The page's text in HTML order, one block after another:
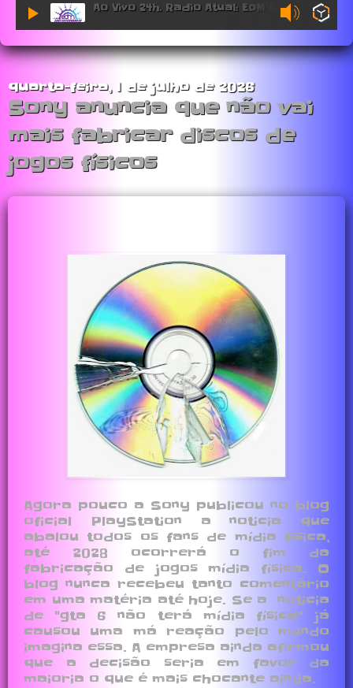
Ao Vivo 24h. Radio Atual: EDM Sessions.
quarta-feira, 1 de julho de 2026
Sony anuncia que não vai
mais fabricar discos de
jogos físicos
Agora pouco a Sony publicou no blog
oficial PlayStation a noticia que
abalou todos os fans de mídia física,
até 2028 ocorrerá o fim da
fabricação de jogos mídia física. O
blog nunca recebeu tanto comentário
em uma matéria até hoje. Se a noticia
de "gta 6 não terá mídia física" já
causou uma má reação pelo mundo
imagina essa. A empresa ainda afirmou
que a decisão seria em favor da
maioria o que é mais chocante ainda.